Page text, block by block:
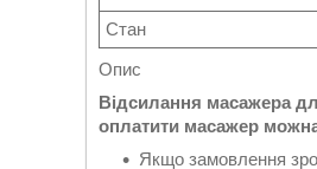
Стан
Опис
Відсилання масажера
оплатити масажер
Якщо замовлення